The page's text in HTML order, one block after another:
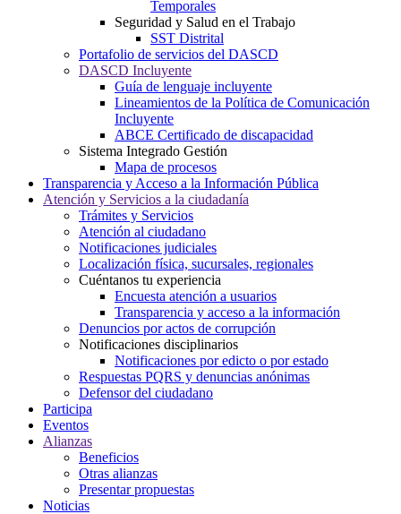
Temporales
Seguridad y Salud en el Trabajo
SST Distrital
Portafolio de servicios del DASCD
DASCD Incluyente
Guía de lenguaje incluyente
Lineamientos de la Política de Comunicación
Incluyente
ABCE Certificado de discapacidad
Sistema Integrado Gestión
Mapa de procesos
Transparencia y Acceso a la Información Pública
Atención y Servicios a la ciudadanía
Trámites y Servicios
Atención al ciudadano
Notificaciones judiciales
Localización física, sucursales, regionales
Cuéntanos tu experiencia
Encuesta atención a usuarios
Transparencia y acceso a la información
Denuncios por actos de corrupción
Notificaciones disciplinarios
Notificaciones por edicto o por estado
Respuestas PQRS y denuncias anónimas
Defensor del ciudadano
Participa
Eventos
Alianzas
Beneficios
Otras alianzas
Presentar propuestas
Noticias